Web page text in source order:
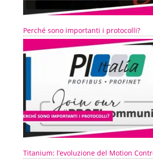
Perché sono importanti i protocolli?
Titanium: l’evoluzione del Motion